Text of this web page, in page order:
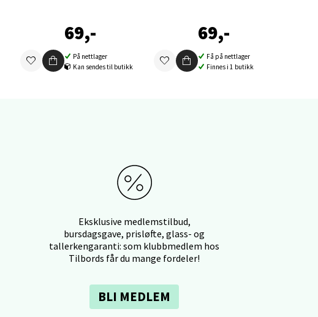
69,-
På nettlager
Kan sendes til butikk
69,-
Få på nettlager
Finnes i 1 butikk
Eksklusive medlemstilbud,
bursdagsgave, prisløfte, glass- og
tallerkengaranti: som klubbmedlem hos
Tilbords får du mange fordeler!
BLI MEDLEM
Velg